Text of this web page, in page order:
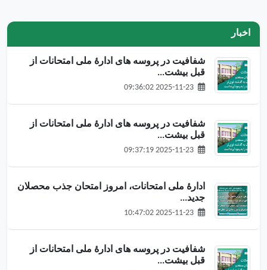
اخبار
شفافیت در پروسه های ادارۀ ملی امتحانات از
قبل بیشت...
شفافیت در پروسه های ادارۀ ملی امتحانات از
قبل بیشت...
ادارهٔ ملی امتحانات، امروز امتحان جذب محصلان
جدید...
شفافیت در پروسه های ادارۀ ملی امتحانات از
قبل بیشت...